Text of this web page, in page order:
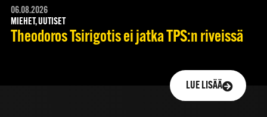
06.08.2026
MIEHET, UUTISET
Theodoros Tsirigotis ei jatka TPS:n riveissä
LUE LISÄÄ